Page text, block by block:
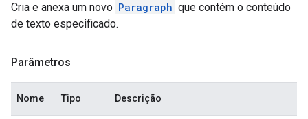
Cria e anexa um novo Paragraph que contém o conteúdo
de texto especificado.
Parâmetros
Nome Tipo Descrição